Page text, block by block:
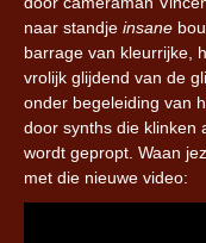
naar standje insane
barrage van kleurrijke,
vrolijk glijdend van de
onder begeleiding van
door synths die klinken
wordt gepropt. Waan
met die nieuwe video: